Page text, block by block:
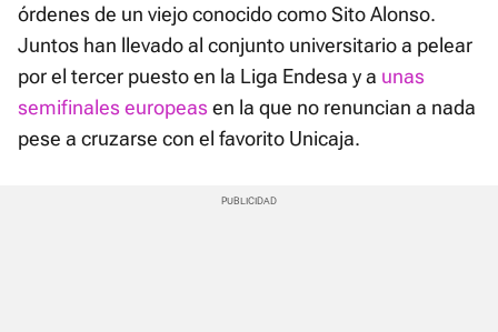
órdenes de un viejo conocido como Sito Alonso.
Juntos han llevado al conjunto universitario a pelear
por el tercer puesto en la Liga Endesa y a unas
semifinales europeasen la que no renuncian a nada
pese a cruzarse con el favorito Unicaja.